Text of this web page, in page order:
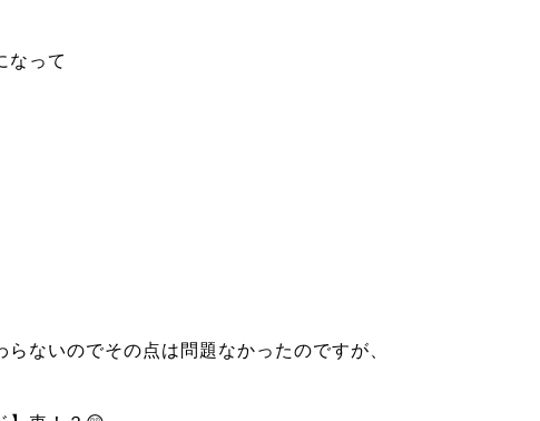
なって
ないのでその点は問題なかったのですが、